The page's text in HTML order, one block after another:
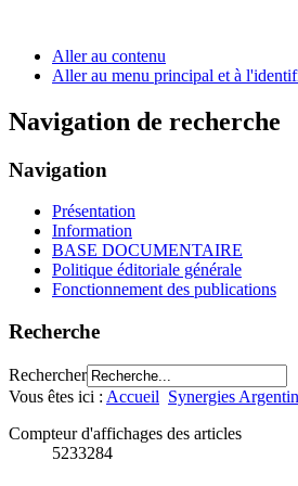
Aller au contenu
Aller au menu principal et à
Navigation de recherche
Navigation
Présentation
Information
BASE DOCUMENTAIRE
Politique éditoriale générale
Fonctionnement des publications
Recherche
Rechercher
Vous êtes ici : Accueil Synergies
Compteur d'affichages des articles
5233284